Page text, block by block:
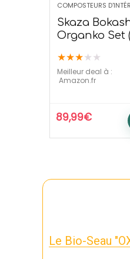
COMPOSTEURS
Skaza
Organko Set
★★★★ ★
Meilleur deal à :
Amazon.fr
89,99€
Le Bio-Seau